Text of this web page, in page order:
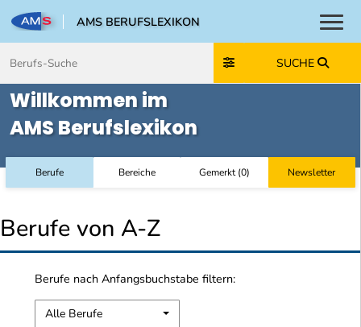
AMS BERUFSLEXIKON
SUCHE
Willkommen im
AMS Berufslexikon
Berufe Bereiche Gemerkt(0) Newsletter
Berufe von A-Z
Berufe nach Anfangsbuchstabe filtern:
Alle Berufe